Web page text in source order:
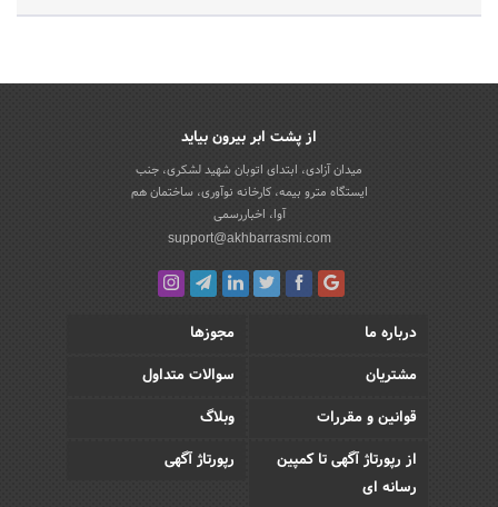
از پشت ابر بیرون بیاید
میدان آزادی، ابتدای اتوبان شهید لشکری، جنب
ایستگاه مترو بیمه، کارخانه نوآوری، ساختمان هم
آوا، اخباررسمی
support@akhbarrasmi.com
درباره ما
مجوزها
مشتریان
سوالات متداول
قوانین و مقررات
وبلاگ
از رپورتاژ آگهی تا کمپین
رسانه ای
رپورتاژ آگهی